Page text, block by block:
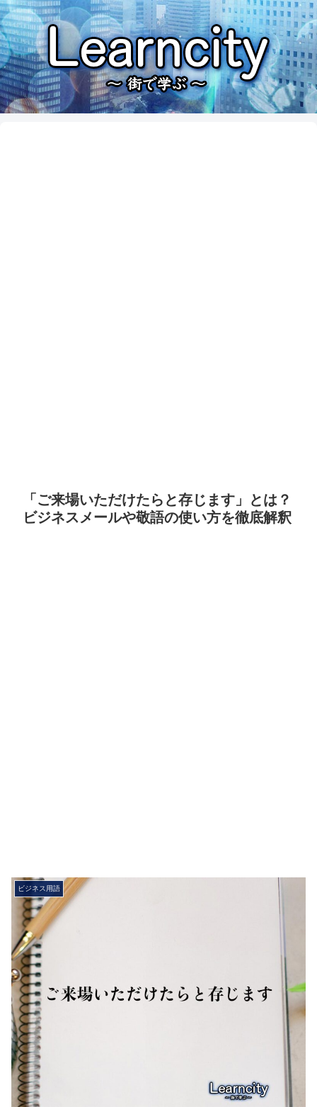
「ご来場いただけたらと存じます」とは？
ビジネスメールや敬語の使い方を徹底解釈
ビジネス用語